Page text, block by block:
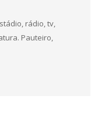
rádio, tv,
Pauteiro,